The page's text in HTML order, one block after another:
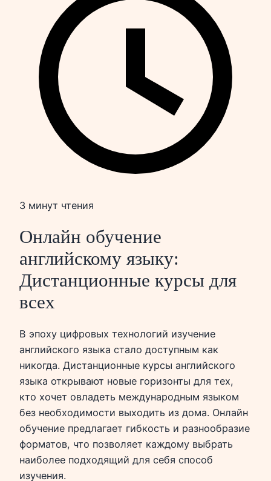
3 минут чтения
Онлайн обучение
английскому языку:
Дистанционные курсы для
всех
В эпоху цифровых технологий изучение
английского языка стало доступным как
никогда. Дистанционные курсы английского
языка открывают новые горизонты для тех,
кто хочет овладеть международным языком
без необходимости выходить из дома. Онлайн
обучение предлагает гибкость и разнообразие
форматов, что позволяет каждому выбрать
наиболее подходящий для себя способ
изучения.